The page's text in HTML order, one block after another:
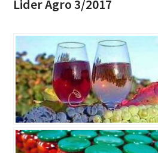
Lider Agro 3/2017